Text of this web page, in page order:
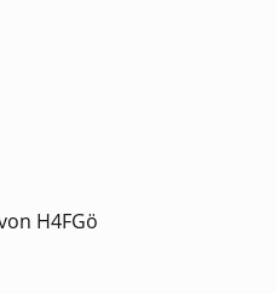
H4FGö